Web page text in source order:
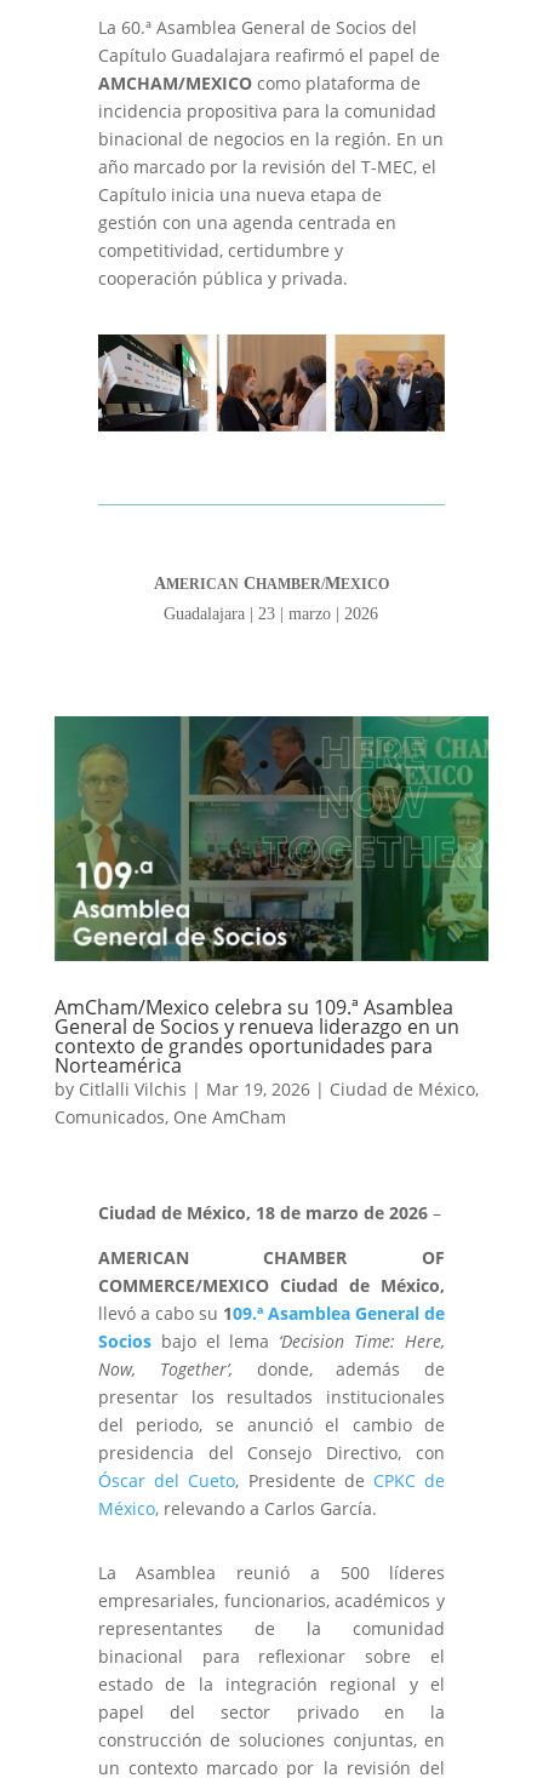
La 60.ª Asamblea General de Socios del
Capítulo Guadalajara reafirmó el papel de
AMCHAM/MEXICO como plataforma de
incidencia propositiva para la comunidad
binacional de negocios en la región. En un
año marcado por la revisión del T-MEC, el
Capítulo inicia una nueva etapa de
gestión con una agenda centrada en
competitividad, certidumbre y
cooperación pública y privada.
AMERICANCHAMBER/MEXICO
Guadalajara | 23 | marzo | 2026
AmCham/Mexico celebra su 109.ª Asamblea
General de Socios y renueva liderazgo en un
contexto de grandes oportunidades para
Norteamérica
by Citlalli Vilchis | Mar 19, 2026| Ciudad de México,
Comunicados, One AmCham
Ciudad de México, 18 de marzo de 2026 –
AMERICAN CHAMBER OF
COMMERCE/MEXICOCiudad de México,
llevó a cabo su 109.ª Asamblea General de
Socios bajo el lema ‘Decision Time: Here,
Now, Together’, donde, además de
presentar los resultados institucionales
del periodo, se anunció el cambio de
presidencia del Consejo Directivo, con
Óscar del Cueto, Presidente de CPKC de
México, relevando a Carlos García.
La Asamblea reunió a 500 líderes
empresariales, funcionarios, académicos y
representantes de la comunidad
binacional para reflexionar sobre el
estado de la integración regional y el
papel del sector privado en la
construcción de soluciones conjuntas, en
un contexto marcado por la revisión del